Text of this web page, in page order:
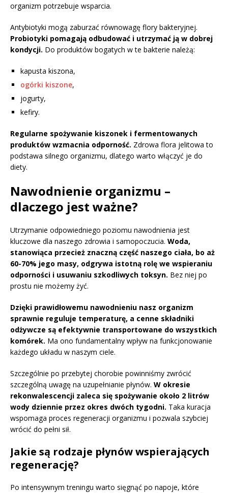
organizm potrzebuje wsparcia.
Antybiotyki mogą zaburzać równowagę flory bakteryjnej.
Probiotyki pomagają odbudować i utrzymać ją w dobrej
kondycji. Do produktów bogatych w te bakterie należą:
kapusta kiszona,
ogórki kiszone,
jogurty,
kefiry.
Regularne spożywanie kiszonek i fermentowanych
produktów wzmacnia odporność. Zdrowa flora jelitowa to
podstawa silnego organizmu, dlatego warto włączyć je do
diety.
Nawodnienie organizmu –
dlaczego jest ważne?
Utrzymanie odpowiedniego poziomu nawodnienia jest
kluczowe dla naszego zdrowia i samopoczucia. Woda,
stanowiąca przecież znaczną część naszego ciała, bo aż
60-70% jego masy, odgrywa istotną rolę we wspieraniu
odporności i usuwaniu szkodliwych toksyn. Bez niej po
prostu nie możemy żyć.
Dzięki prawidłowemu nawodnieniu nasz organizm
sprawnie reguluje temperaturę, a cenne składniki
odżywcze są efektywnie transportowane do wszystkich
komórek. Ma ono fundamentalny wpływ na funkcjonowanie
każdego układu w naszym ciele.
Szczególnie po przebytej chorobie powinniśmy zwrócić
szczególną uwagę na uzupełnianie płynów. W okresie
rekonwalescencji zaleca się spożywanie około 2 litrów
wody dziennie przez okres dwóch tygodni. Taka kuracja
wspomaga proces regeneracji organizmu i pozwala szybciej
wrócić do pełni sił.
Jakie są rodzaje płynów wspierających
regenerację?
Po intensywnym treningu warto sięgnąć po napoje, które